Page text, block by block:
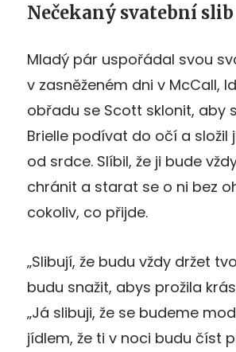
Nečekaný svatební slib
Mladý pár uspořádal svou
v zasněženém dni v McCall,
obřadu se Scott sklonit, aby
Brielle podívat do očí a složil
od srdce. Slíbil, že ji bude
chránit a starat se o ni bez
cokoliv, co přijde.
„Slibují, že budu vždy držet
budu snažit, abys prožila
„Já slibuji, že se budeme
jídlem, že ti v noci budu číst